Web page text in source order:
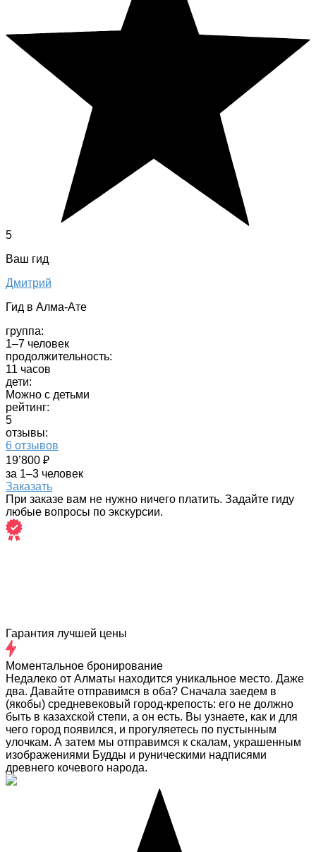
5
Ваш гид
Дмитрий
Гид в Алма-Ате
группа:
1–7 человек
продолжительность:
11 часов
дети:
Можно с детьми
рейтинг:
5
отзывы:
6 отзывов
19’800 ₽
за 1–3 человек
Заказать
При заказе вам не нужно ничего платить. Задайте гиду
любые вопросы по экскурсии.
Гарантия лучшей цены
Моментальное бронирование
Недалеко от Алматы находится уникальное место. Даже
два. Давайте отправимся в оба? Сначала заедем в
(якобы) средневековый город-крепость: его не должно
быть в казахской степи, а он есть. Вы узнаете, как и для
чего город появился, и прогуляетесь по пустынным
улочкам. А затем мы отправимся к скалам, украшенным
изображениями Будды и руническими надписями
древнего кочевого народа.